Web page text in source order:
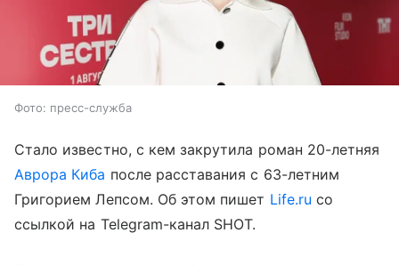
Фото: пресс-служба
Стало известно, с кем закрутила роман 20-летняя
Аврора Киба после расставания с 63-летним
Григорием Лепсом. Об этом пишет Life.ru со
ссылкой на Telegram-канал SHOT.